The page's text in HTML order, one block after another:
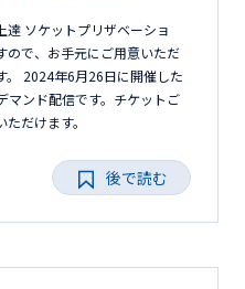
達 ソケットプリザベーショ
ので、お手元にご用意いただ
。 2024年6月26日に開催した
マンド配信です。チケットご
だけます。
後で読む